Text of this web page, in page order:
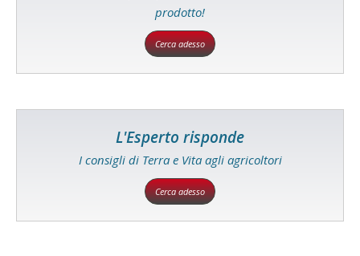
prodotto!
Cerca adesso
L'Esperto risponde
I consigli di Terra e Vita agli agricoltori
Cerca adesso